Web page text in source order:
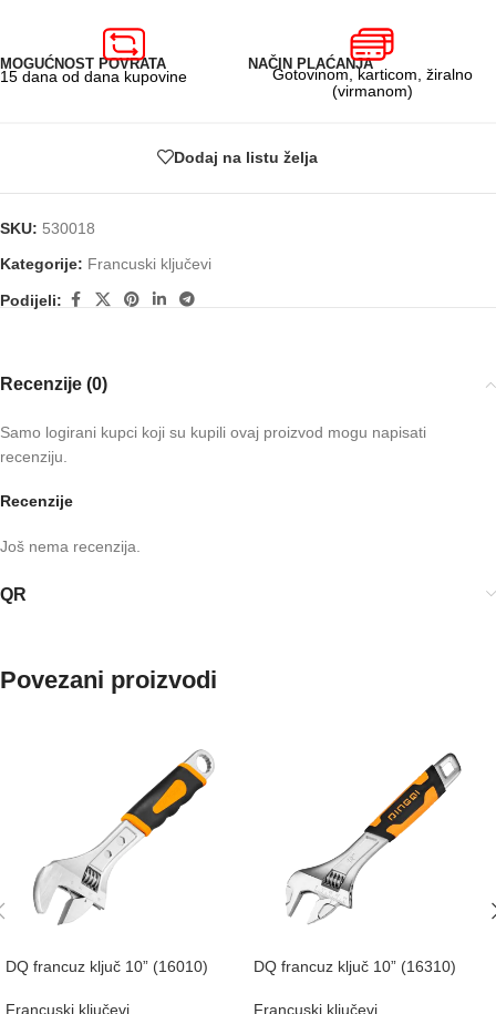
MOGUĆNOST POVRATA
15 dana od dana kupovine
NAČIN PLAĆANJA
Gotovinom, karticom, žiralno
(virmanom)
Dodaj na listu želja
SKU: 530018
Kategorije: Francuski ključevi
Podijeli:
Recenzije (0)
Recenzije
Još nema recenzija.
Samo logirani kupci koji su kupili ovaj proizvod mogu napisati
recenziju.
QR
Povezani proizvodi
DQ francuz ključ 10” (16010)
Francuski ključevi
DQ francuz ključ 10” (16310)
Francuski ključevi